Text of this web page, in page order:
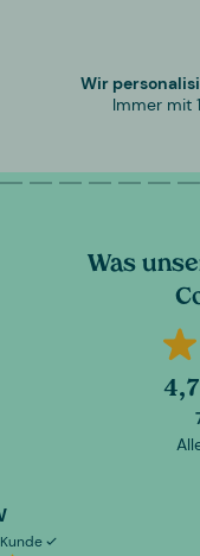
Wir
Immer mit
Was